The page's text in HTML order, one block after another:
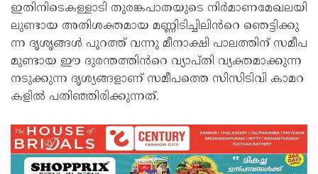
ഇതിനിടെകള്ളാ​ടി തു​ര​ങ്ക​പാ​ത​യു​ടെ നി​ർ​മാ​ണ​മേ​ഖ​ല​യി​
ലു​ണ്ടാ​യ അ​തി​ശ​ക്ത​മാ​യ മ​ണ്ണി​ടി​ച്ചി​ലി​ൻറെ ഞെ​ട്ടി​ക്കു​
ന്ന ദൃ​ശൃ​ങ്ങ​ൾ പു​റ​ത്ത് വന്നു മീ​നാ​ക്ഷി പാ​ല​ത്തി​ന് സ​മീ​പ​
മു​ണ്ടാ​യ ഈ ​ദു​ര​ന്ത​ത്തി​ൻറെ വ്യാ​പ്തി വ്യ​ക്ത​മാ​ക്കു​ന്ന
ന​ടു​ക്കു​ന്ന ദൃ​ശ്യ​ങ്ങ​ളാ​ണ് സ​മീ​പ​ത്തെ സി​സി​ടി​വി കാ​മ​റ​
ക​ളി​ൽ പ​തി​ഞ്ഞി​രി​ക്കു​ന്ന​ത്.